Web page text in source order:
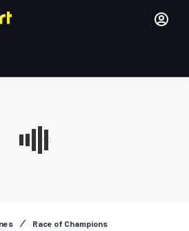
Race of Champions